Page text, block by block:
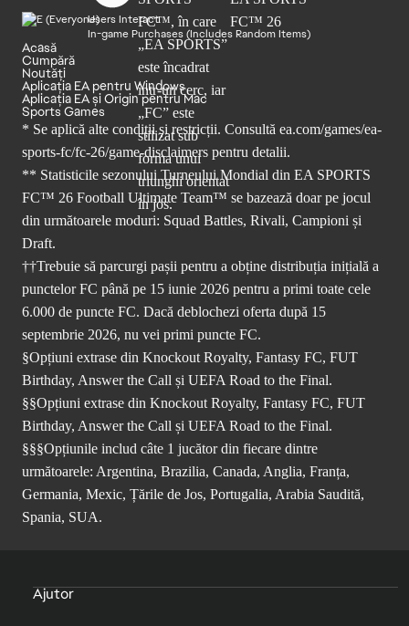
Users Interact
In-game Purchases (Includes Random Items)
Acasă
Cumpără
Noutăți
Aplicația EA pentru Windows
Aplicația EA și Origin pentru Mac
Sports Games
* Se aplică alte condiții și restricții. Consultă ea.com/games/ea-
sports-fc/fc-26/game-disclaimers pentru detalii.
** Statisticile sezonului Turneului Mondial din EA SPORTS
FC™ 26 Football Ultimate Team™ se bazează doar pe jocul
din următoarele moduri: Squad Battles, Rivali, Campioni și
Draft.
††Trebuie să parcurgi pașii pentru a obține distribuția inițială a
punctelor FC până pe 15 iunie 2026 pentru a primi toate cele
6.000 de puncte FC. Dacă deblochezi oferta după 15
septembrie 2026, nu vei primi puncte FC.
§Opțiuni extrase din Knockout Royalty, Fantasy FC, FUT
Birthday, Answer the Call și UEFA Road to the Final.
§§Opțiuni extrase din Knockout Royalty, Fantasy FC, FUT
Birthday, Answer the Call și UEFA Road to the Final.
§§§Opțiunile includ câte 1 jucător din fiecare dintre
următoarele: Argentina, Brazilia, Canada, Anglia, Franța,
Germania, Mexic, Țările de Jos, Portugalia, Arabia Saudită,
Spania, SUA.
Ajutor